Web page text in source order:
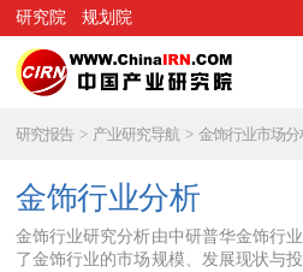
研究院 规划院
研究报告 > 产业研究导航 > 金饰行业市场
金饰行业分析
金饰行业研究分析由中研普华金饰行
了金饰行业的市场规模、发展现状与